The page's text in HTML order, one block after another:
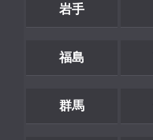
岩手
福島
群馬